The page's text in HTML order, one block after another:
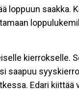
loppuun saakka.
kierrokselle.
saapuu
Edari kiittää